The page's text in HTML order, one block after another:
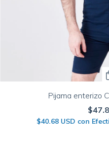
Pijama enterizo
$40.68 USD con